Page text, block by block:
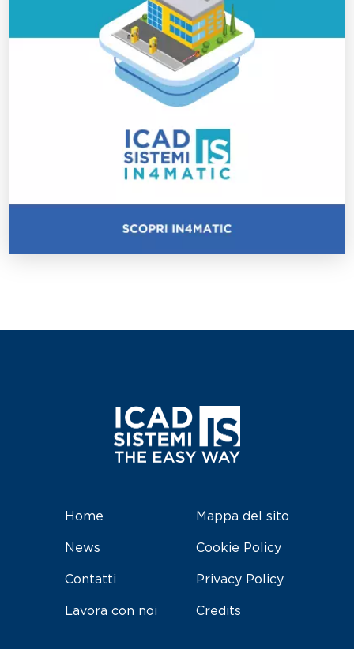
Home
News
Contatti
Lavora con noi
Mappa del sito
Cookie Policy
Privacy Policy
Credits